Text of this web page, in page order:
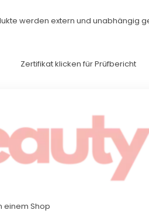
werden extern und unabhängig
Zertifikat klicken für Prüfbericht
einem Shop